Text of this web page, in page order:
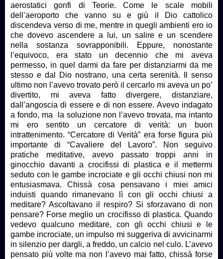
aerostatici gonfi di Teorie. Come le scale mobili
dell’aeroporto che vanno su e giù il Dio cattolico
discendeva verso di me, mentre in quegli ambienti ero io
che dovevo ascendere a lui, un salire e un scendere
nella sostanza sovrapponibili. Eppure, nonostante
l’equivoco, era stato un decennio che mi aveva
permesso, in quel darmi da fare per distanziarmi da me
stesso e dal Dio nostrano, una certa serenità. Il senso
ultimo non l’avevo trovato però il cercarlo mi aveva un po’
divertito, mi aveva fatto divergere, distanziare,
dall’angoscia di essere e di non essere. Avevo indagato
a fondo, ma la soluzione non l’avevo trovata, ma intanto
mi ero sentito un cercatore di verità: un buon
intrattenimento. “Cercatore di Verità” era forse figura più
importante di “Cavaliere del Lavoro”. Non seguivo
pratiche meditative, avevo passato troppi anni in
ginocchio davanti a crocifissi di plastica e il mettermi
seduto con le gambe incrociate e gli occhi chiusi non mi
entusiasmava. Chissà cosa pensavano i miei amici
induisti quando rimanevano lì con gli occhi chiusi a
meditare? Ascoltavano il respiro? Si sforzavano di non
pensare? Forse meglio un crocifisso di plastica. Quando
vedevo qualcuno meditare, con gli occhi chiusi e le
gambe incrociate, un impulso mi suggeriva di avvicinarmi
in silenzio per dargli, a freddo, un calcio nel culo. L’avevo
pensato più volte ma non l’avevo mai fatto, chissà forse